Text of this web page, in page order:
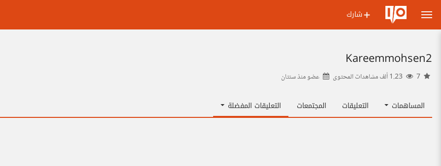
شارك
Kareemmohsen2
عضو منذسنتان
المساهمات التعليقات المجتمعات التعليقات المفضلة